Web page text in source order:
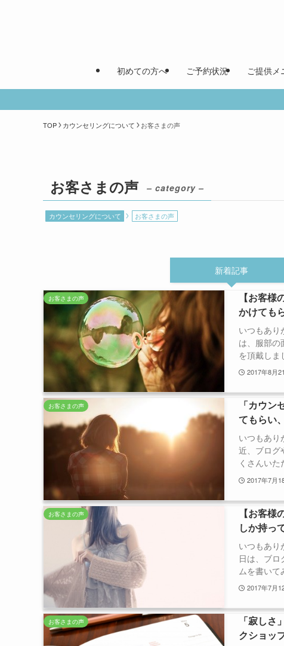
初めての方へ ご予約状況 ご提供メ
TOP カウンセリングについて お客さまの声
お客さまの声 – category –
カウンセリングについて お客さまの声
新着記事
お客さまの声
【お客
かけても
いつもあ
は、服部の
を頂戴しま
2017年8月
お客さまの声
「カウ
てもらい
いつもあ
近、ブログ
くさんいた
2017年7月
お客さまの声
【お客
しか持っ
いつもあ
日は、ブ
ムを書いて
2017年7月
お客さまの声
「寂し
クショッ